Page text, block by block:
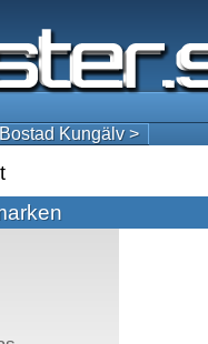
Bostad Kungälv >